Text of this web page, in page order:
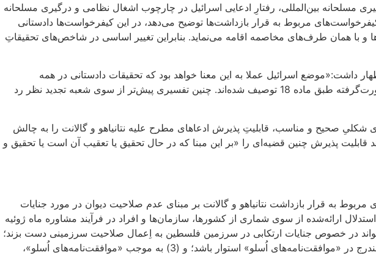
بین‌المللی، رفتارِ ادعایی اسرائیل در چارچوب اشغال نظامی و درگیری مسلحانه
مربوط به قرار بازداشت‌ها توضیح می‌دهد، در این کیفرخواست‌ها دادستانی
با همان طرف‌های مخاصمه اقامه می‌نماید. بنابراین تغییر اساسی در شاخص‌های تحقیقاتِ
داشت:«موضع اسرائیل عملا به این معنا خواهد بود که تحقیقات دادستانی در همه
وضعیت‌ها به حوادث و جنایاتی محدود خواهد بود که در خلال بررسی‌های اولیه مد نظر قرار گرفته و در اعلامِ صورت‌گرفته طبق ماده 18 توصیف شده‌اند. چنین تفسیری پیش‌تر از سوی شعبه تجدید نظر رد
شکلیِ صحیح و مناسب، قابلیتِ پذیرش ادعاهای مطرح علیه نتانیاهو و گالانت را به چالش
اجازه می‌دهد قابلیت پذیرش چنین قضیه‌ای را «بر این مبنا که در حال تحقیق یا تعقیب آن است یا تحقیق و
رد کیفرخواست‌های مربوط به قرار بازداشت نتانیاهو و گالانت بر مبنای عدم صلاحیت دیوان در مورد جنایات
استدلال اسرائیل –که پژواک استدلال ارائه‌شده از سوی شماری از کشورها، سازمان‌ها و افراد در فرآیند مشاوره ماه ژوئیه
بنابراین دیوان نمی‌تواند در خصوص جنایات ارتکابی در سرزمین فلسطین به اِعمال صلاحیت سرزمینی دست بزند؛
(2) از این رو، هر گونه اعمال صلاحیت در مورد جنایات ارتکابی در سرزمین فلسطین باید بر مقررات صلاحیتیِ مندرج در «موافقت‌نامه‌های اُسلو» استوار باشد؛ و (3) به موجب «موافقت‌نامه‌های اُسلو»،